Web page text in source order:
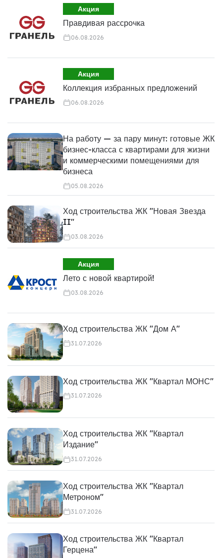
Акция
Правдивая рассрочка
06.08.2026
Акция
Коллекция избранных предложений
06.08.2026
На работу — за пару минут: готовые ЖК
бизнес-класса с квартирами для жизни
и коммерческими помещениями для
бизнеса
05.08.2026
Ход строительства ЖК "Новая Звезда
II"
03.08.2026
Акция
Лето с новой квартирой!
03.08.2026
Ход строительства ЖК "Дом А"
31.07.2026
Ход строительства ЖК "Квартал МОНС"
31.07.2026
Ход строительства ЖК "Квартал
Издание"
31.07.2026
Ход строительства ЖК "Квартал
Метроном"
31.07.2026
Ход строительства ЖК "Квартал
Герцена"